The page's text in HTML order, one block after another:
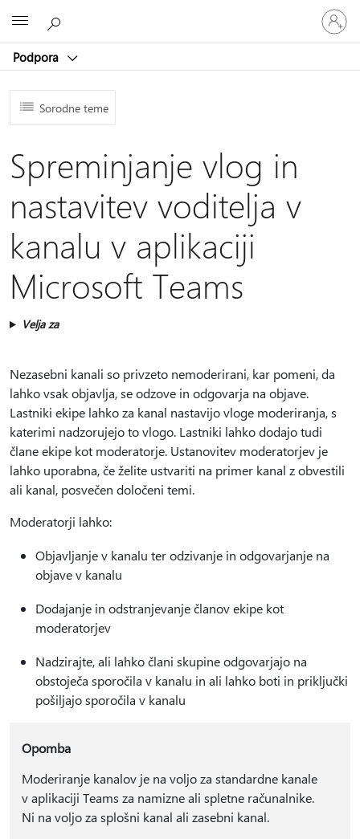
Podpora
Vpišite
se
v
račun
Sorodne teme
Spreminjanje vlog in
nastavitev voditelja v
kanalu v aplikaciji
Microsoft Teams
Velja za
Nezasebni kanali so privzeto nemoderirani, kar pomeni, da
lahko vsak objavlja, se odzove in odgovarja na objave.
Lastniki ekipe lahko za kanal nastavijo vloge moderiranja, s
katerimi nadzorujejo to vlogo. Lastniki lahko dodajo tudi
člane ekipe kot moderatorje. Ustanovitev moderatorjev je
lahko uporabna, če želite ustvariti na primer kanal z obvestili
ali kanal, posvečen določeni temi.
Moderatorji lahko:
Objavljanje v kanalu ter odzivanje in odgovarjanje na
objave v kanalu
Dodajanje in odstranjevanje članov ekipe kot
moderatorjev
Nadzirajte, ali lahko člani skupine odgovarjajo na
obstoječa sporočila v kanalu in ali lahko boti in priključki
pošiljajo sporočila v kanalu
Opomba
Moderiranje kanalov je na voljo za standardne kanale
v aplikaciji Teams za namizne ali spletne računalnike.
Ni na voljo za splošni kanal ali zasebni kanal.